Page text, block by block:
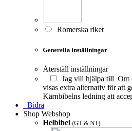
Romerska riket
Generella inställningar
Återställ inställningar
Jag vill hjälpa till Om
visas extra alternativ för att
Kärnbibelns ledning att
Bidra
Shop Webshop
Helbibel (GT & NT)